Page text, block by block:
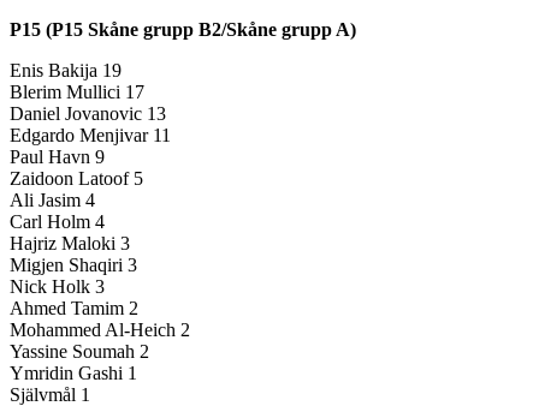
P15 (P15 Skåne grupp B2/Skåne grupp A)
Enis Bakija 19
Blerim Mullici 17
Daniel Jovanovic 13
Edgardo Menjivar 11
Paul Havn 9
Zaidoon Latoof 5
Ali Jasim 4
Carl Holm 4
Hajriz Maloki 3
Migjen Shaqiri 3
Nick Holk 3
Ahmed Tamim 2
Mohammed Al-Heich 2
Yassine Soumah 2
Ymridin Gashi 1
Självmål 1